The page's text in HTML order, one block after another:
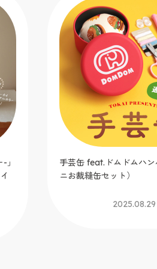
」
手芸缶 feat.ドムドムハン
ニお裁縫缶セット）
2025.08.29